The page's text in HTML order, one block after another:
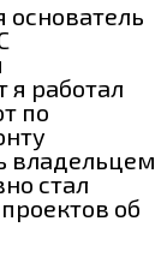
основатель
я работал
по
владельцем
стал
об